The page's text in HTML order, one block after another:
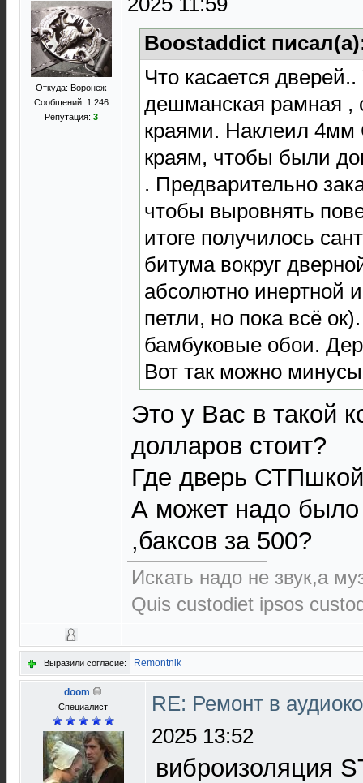
Откуда: Воронеж
Сообщений: 1 246
Репутация: 3
Boostaddict
Что касается
дешманская рамная ,
краями. Наклеил 4мм
краям, чтобы были
. Предварительно
чтобы выровнять
итоге получилось
битума вокруг
абсолютно инертной
петли, но пока всё
бамбуковые обои.
Вот так можно
Это у Вас в такой
долларов стоит?
Где дверь
А может надо было
,баксов за 500?
Искать надо не звук,а
Quis custodiet ipsos
Выразили согласие: Remontnik
doom
Специалист
RE: Ремонт в
2025 13:52
виброизоляция